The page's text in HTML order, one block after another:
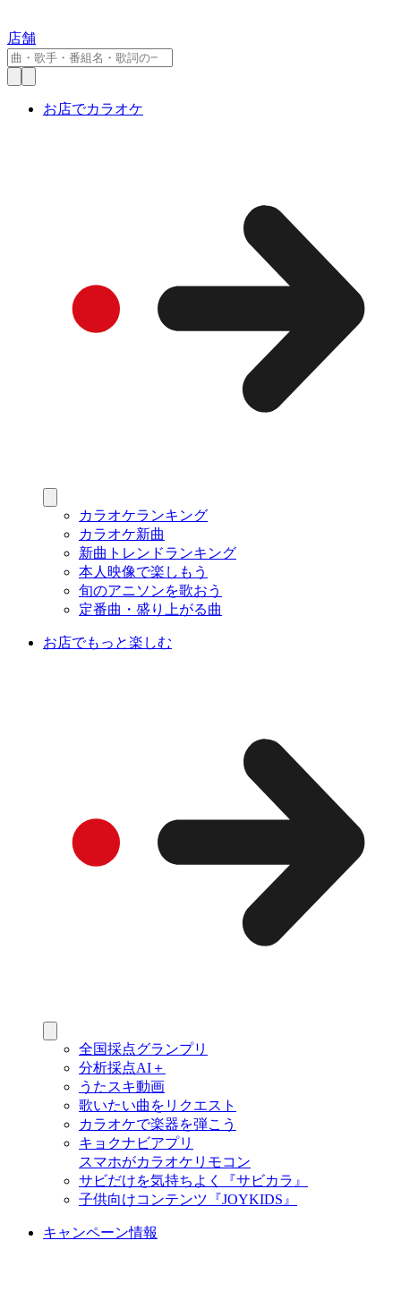
店舗
お店でカラオケ
カラオケランキング
カラオケ新曲
新曲トレンドランキング
本人映像で楽しもう
旬のアニソンを歌おう
定番曲・盛り上がる曲
お店でもっと楽しむ
全国採点グランプリ
分析採点AI＋
うたスキ動画
歌いたい曲をリクエスト
カラオケで楽器を弾こう
キョクナビアプリ
スマホがカラオケリモコン
サビだけを気持ちよく『サビカラ』
子供向けコンテンツ『JOYKIDS』
キャンペーン情報